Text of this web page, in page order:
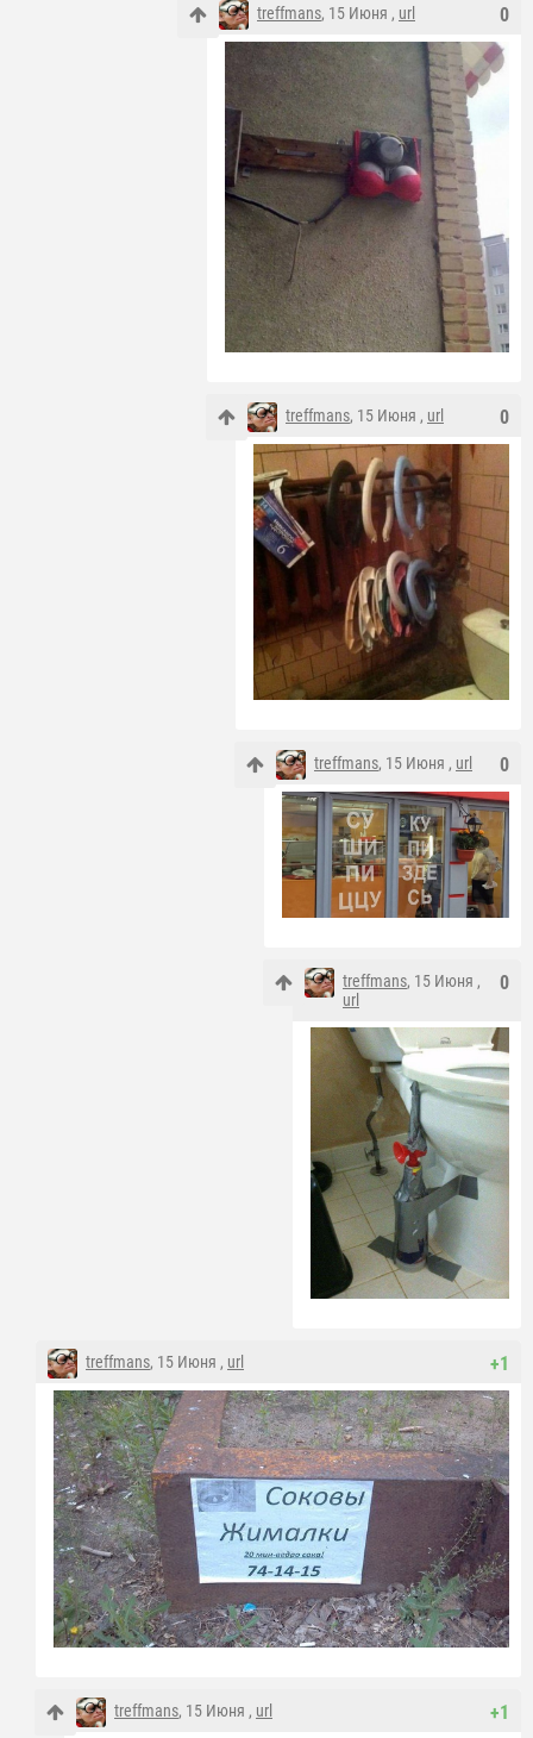
0
treffmans, 15 Июня , url
0
treffmans, 15 Июня , url
0
treffmans, 15 Июня , url
0
treffmans, 15 Июня ,
url
+1
treffmans, 15 Июня , url
+1
treffmans, 15 Июня , url